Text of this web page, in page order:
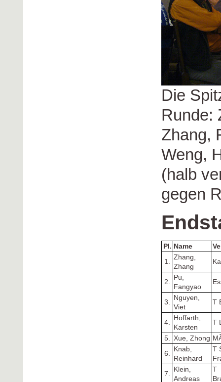
Die
Runde:
Zhang,
Weng,
(halb
gegen
Pl. Name
1.
Zhang,
Zhang
2.
Pu,
Fangyao
3.
Nguyen,
Viet
T
4.
Hoffarth,
Karsten
T
5. Xue, Zhong
6.
Knab,
Reinhard
T
7.
Klein,
Andreas
T